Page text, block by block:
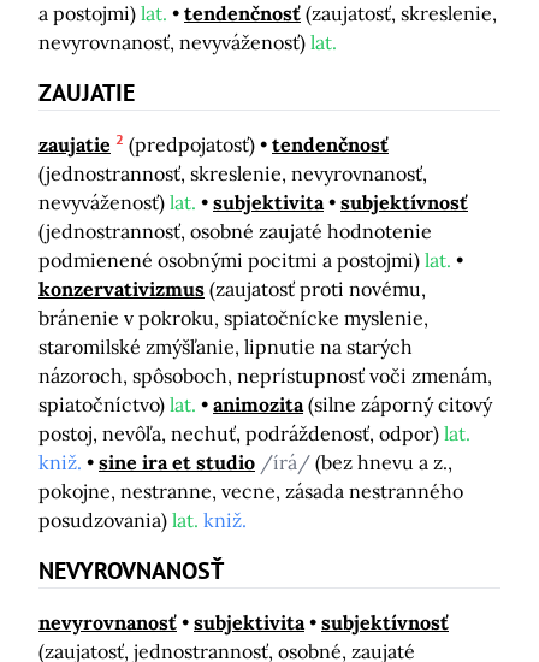
a postojmi) lat. tendenčnosť (zaujatosť, skreslenie,
nevyrovnanosť, nevyváženosť) lat.
ZAUJATIE
zaujatie 2 (predpojatosť)
tendenčnosť
(jednostrannosť, skreslenie, nevyrovnanosť,
nevyváženosť) lat. subjektivita
subjektívnosť
(jednostrannosť, osobné zaujaté hodnotenie
podmienené osobnými pocitmi a postojmi) lat.
konzervativizmus (zaujatosť proti novému,
bránenie v pokroku, spiatočnícke myslenie,
staromilské zmýšľanie, lipnutie na starých
názoroch, spôsoboch, neprístupnosť voči zmenám,
spiatočníctvo) lat. animozita (silne záporný citový
postoj, nevôľa, nechuť, podráždenosť, odpor) lat.
kniž.
sine ira et studio /írá/ (bez hnevu a z.,
pokojne, nestranne, vecne, zásada nestranného
posudzovania) lat. kniž.
NEVYROVNANOSŤ
nevyrovnanosť subjektivita
subjektívnosť
(zaujatosť, jednostrannosť, osobné, zaujaté